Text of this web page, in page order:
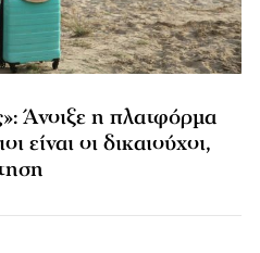
Άνοιξε η πλατφόρμα
οι δικαιούχοι,